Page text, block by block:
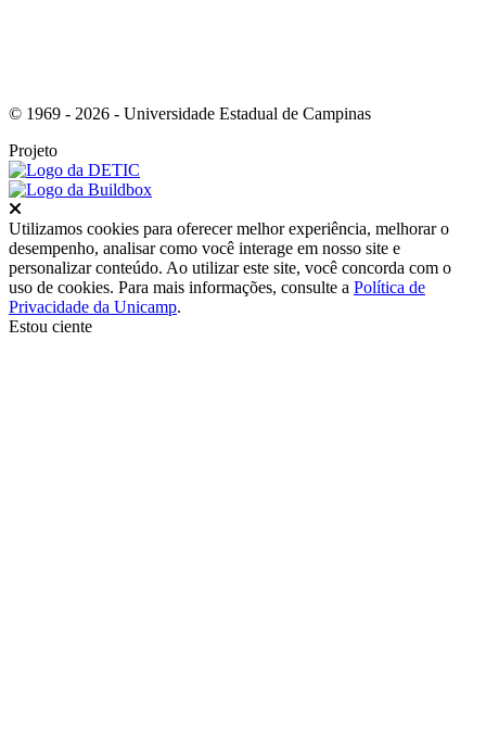
© 1969 - 2026 - Universidade Estadual de Campinas
Projeto
Utilizamos cookies para oferecer melhor experiência, melhorar o
desempenho, analisar como você interage em nosso site e
personalizar conteúdo. Ao utilizar este site, você concorda com o
uso de cookies. Para mais informações, consulte a Política de
Privacidade da Unicamp.
Estou ciente